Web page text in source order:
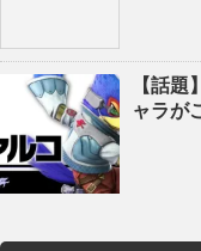
【話
ャラが